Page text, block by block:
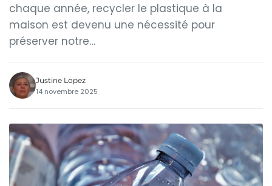
chaque année, recycler le plastique à la
maison est devenu une nécessité pour
préserver notre…
Justine Lopez
14 novembre 2025